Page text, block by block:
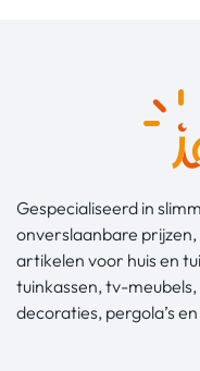
Gespecialiseerd in
onverslaanbare
artikelen voor huis en
tuinkassen, tv-
decoraties, pergola’s